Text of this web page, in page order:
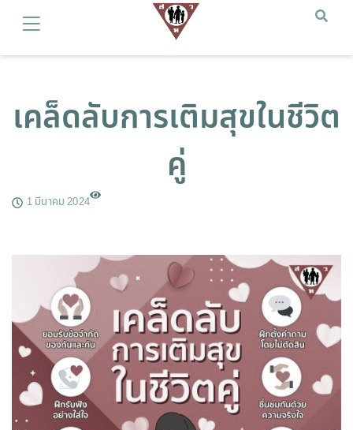
เคล็ดลับการเติมสุขในชีวิต
คู่
1 มีนาคม 2024